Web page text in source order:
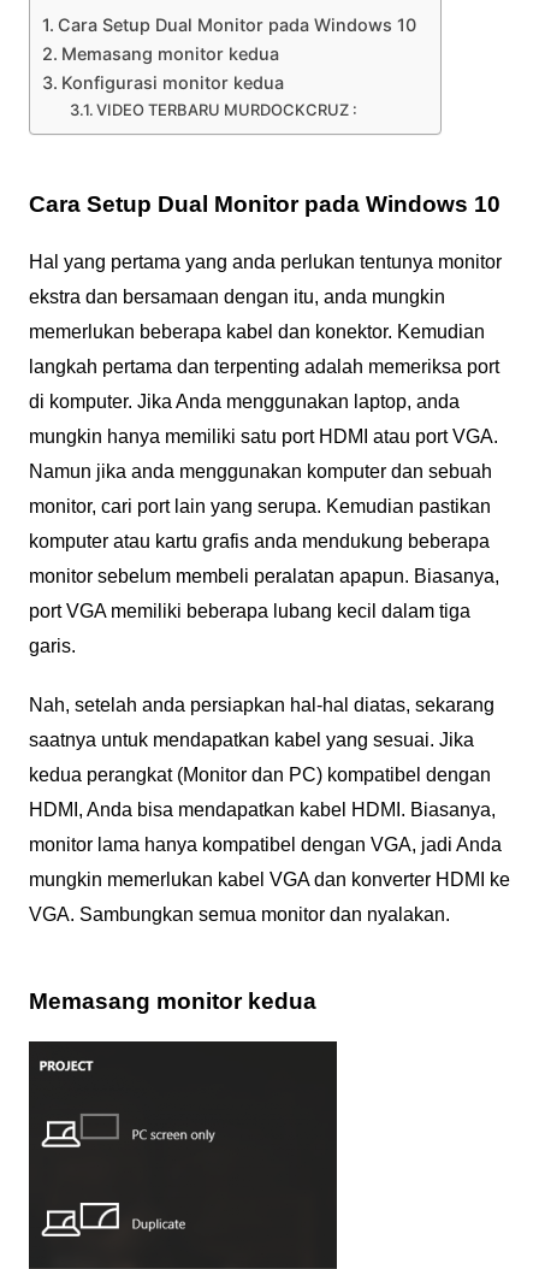
Cara Setup Dual Monitor pada Windows 10
Memasang monitor kedua
Konfigurasi monitor kedua
VIDEO TERBARU MURDOCKCRUZ :
Cara Setup Dual Monitor pada Windows 10
Hal yang pertama yang anda perlukan tentunya monitor
ekstra dan bersamaan dengan itu, anda mungkin
memerlukan beberapa kabel dan konektor. Kemudian
langkah pertama dan terpenting adalah memeriksa port
di komputer. Jika Anda menggunakan laptop, anda
mungkin hanya memiliki satu port HDMI atau port VGA.
Namun jika anda menggunakan komputer dan sebuah
monitor, cari port lain yang serupa. Kemudian pastikan
komputer atau kartu grafis anda mendukung beberapa
monitor sebelum membeli peralatan apapun. Biasanya,
port VGA memiliki beberapa lubang kecil dalam tiga
garis.
Nah, setelah anda persiapkan hal-hal diatas, sekarang
saatnya untuk mendapatkan kabel yang sesuai. Jika
kedua perangkat (Monitor dan PC) kompatibel dengan
HDMI, Anda bisa mendapatkan kabel HDMI. Biasanya,
monitor lama hanya kompatibel dengan VGA, jadi Anda
mungkin memerlukan kabel VGA dan konverter HDMI ke
VGA. Sambungkan semua monitor dan nyalakan.
Memasang monitor kedua